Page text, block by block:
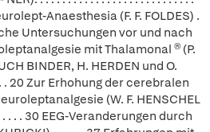
Anaesthesia (F. F. FOLDES) .
Untersuchungen vor und nach
mit Thalamonal ® (P.
BINDER, H. HERDEN und O.
. . 20 Zur Erhohung der cerebralen
(W. F. HENSCHEL
. . . . 30 EEG-Veranderungen durch